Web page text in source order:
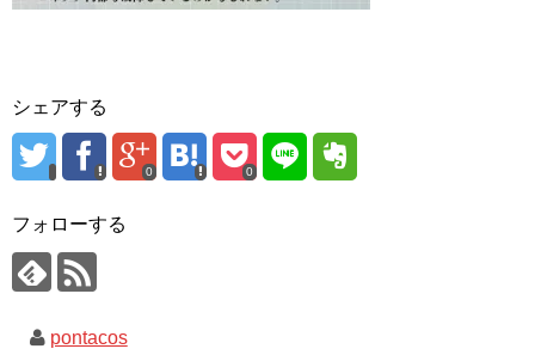
シェアする
0 0
フォローする
pontacos